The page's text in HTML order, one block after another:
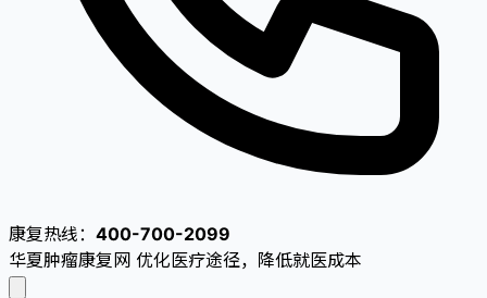
康复热线： 400-700-2099
华夏肿瘤康复网 优化医疗途径，降低就医成本